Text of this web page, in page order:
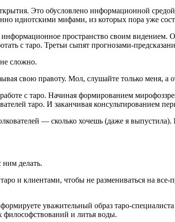
Это обусловлено информационной
идиотскими мифами, из которых пора уже
пространство своим
с таро. Третьи сыпят прогнозами-
сложно.
свою правоту. Мол, слушайте только меня, а
с таро. Начиная формированием
таро. И заканчивая консультированием
— сколько хочешь (даже я
делать.
и клиентами, чтобы не размениваться на
уважительный образ таро-
философствований и литья воды.